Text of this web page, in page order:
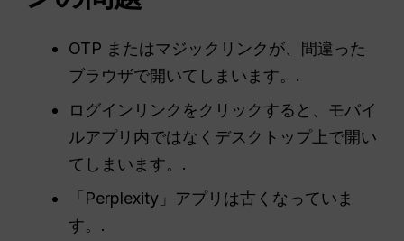
OTP またはマジックリンクが、間違った
ブラウザで開いてしまいます。.
ログインリンクをクリックすると、モバイ
ルアプリ内ではなくデスクトップ上で開い
てしまいます。.
「Perplexity」アプリは古くなっていま
す。.